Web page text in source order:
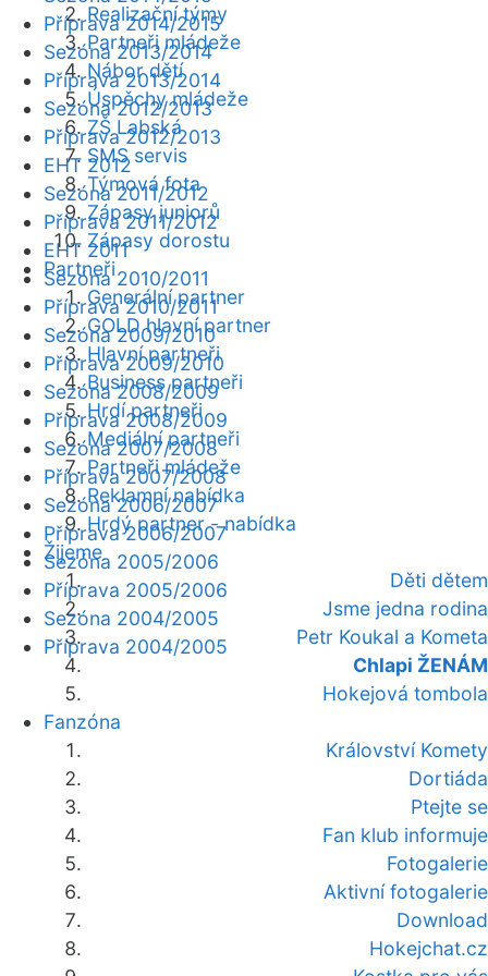
Realizační týmy
Partneři mládeže
Nábor dětí
Úspěchy mládeže
ZŠ Labská
SMS servis
Týmová fota
Zápasy juniorů
Zápasy dorostu
Partneři
Generální partner
GOLD hlavní partner
Hlavní partneři
Business partneři
Hrdí partneři
Mediální partneři
Partneři mládeže
Reklamní nabídka
Hrdý partner - nabídka
Žijeme
Děti dětem
Jsme jedna rodina
Petr Koukal a Kometa
Chlapi ŽENÁM
Hokejová tombola
Fanzóna
Království Komety
Dortiáda
Ptejte se
Fan klub informuje
Fotogalerie
Aktivní fotogalerie
Download
Hokejchat.cz
Příprava 2014/2015
Sezóna 2013/2014
Příprava 2013/2014
Sezóna 2012/2013
Příprava 2012/2013
EHT 2012
Sezóna 2011/2012
Příprava 2011/2012
EHT 2011
Sezóna 2010/2011
Příprava 2010/2011
Sezóna 2009/2010
Příprava 2009/2010
Sezóna 2008/2009
Příprava 2008/2009
Sezóna 2007/2008
Příprava 2007/2008
Sezóna 2006/2007
Příprava 2006/2007
Sezóna 2005/2006
Příprava 2005/2006
Sezóna 2004/2005
Příprava 2004/2005